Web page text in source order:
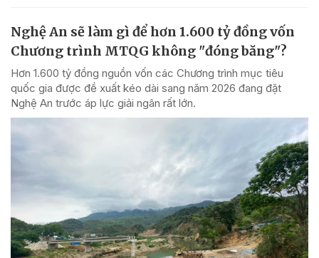
Nghệ An sẽ làm gì để hơn 1.600 tỷ đồng vốn
Chương trình MTQG không "đóng băng"?
Hơn 1.600 tỷ đồng nguồn vốn các Chương trình mục tiêu
quốc gia được đề xuất kéo dài sang năm 2026 đang đặt
Nghệ An trước áp lực giải ngân rất lớn.